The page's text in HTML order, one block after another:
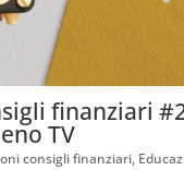
finanziari
TV
consigli finanziari,